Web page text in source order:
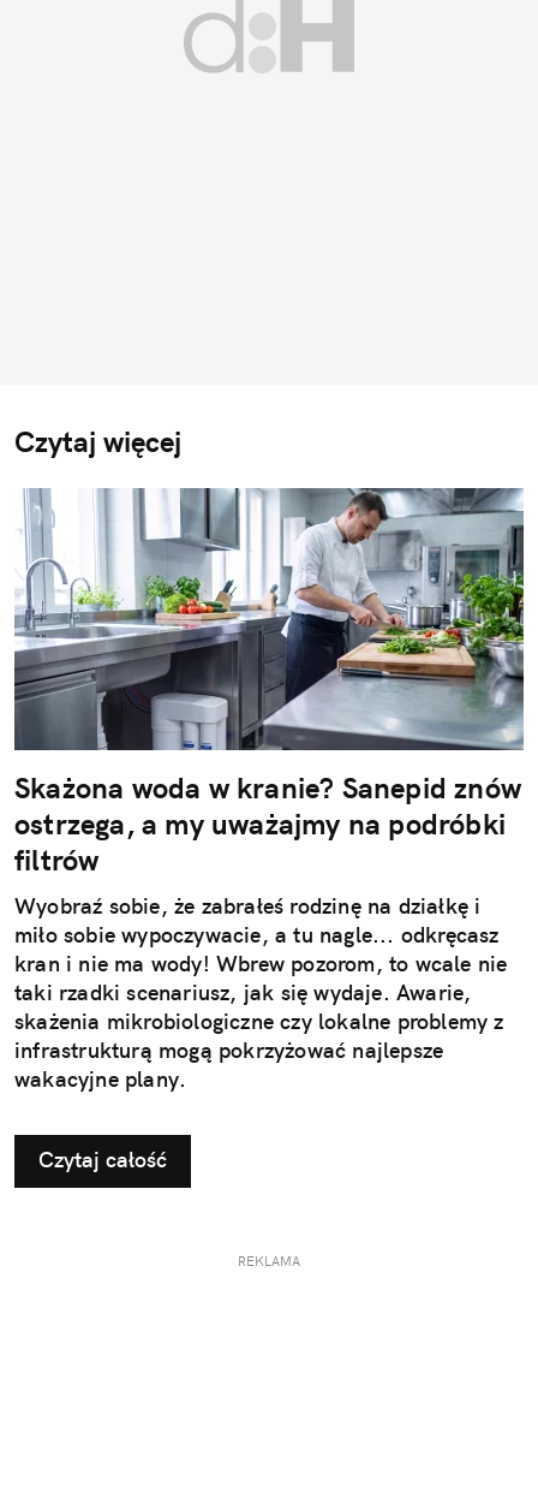
Czytaj więcej
Skażona woda w kranie? Sanepid znów
ostrzega, a my uważajmy na podróbki
filtrów
Wyobraź sobie, że zabrałeś rodzinę na działkę i
miło sobie wypoczywacie, a tu nagle... odkręcasz
kran i nie ma wody! Wbrew pozorom, to wcale nie
taki rzadki scenariusz, jak się wydaje. Awarie,
skażenia mikrobiologiczne czy lokalne problemy z
infrastrukturą mogą pokrzyżować najlepsze
wakacyjne plany.
Czytaj całość
REKLAMA